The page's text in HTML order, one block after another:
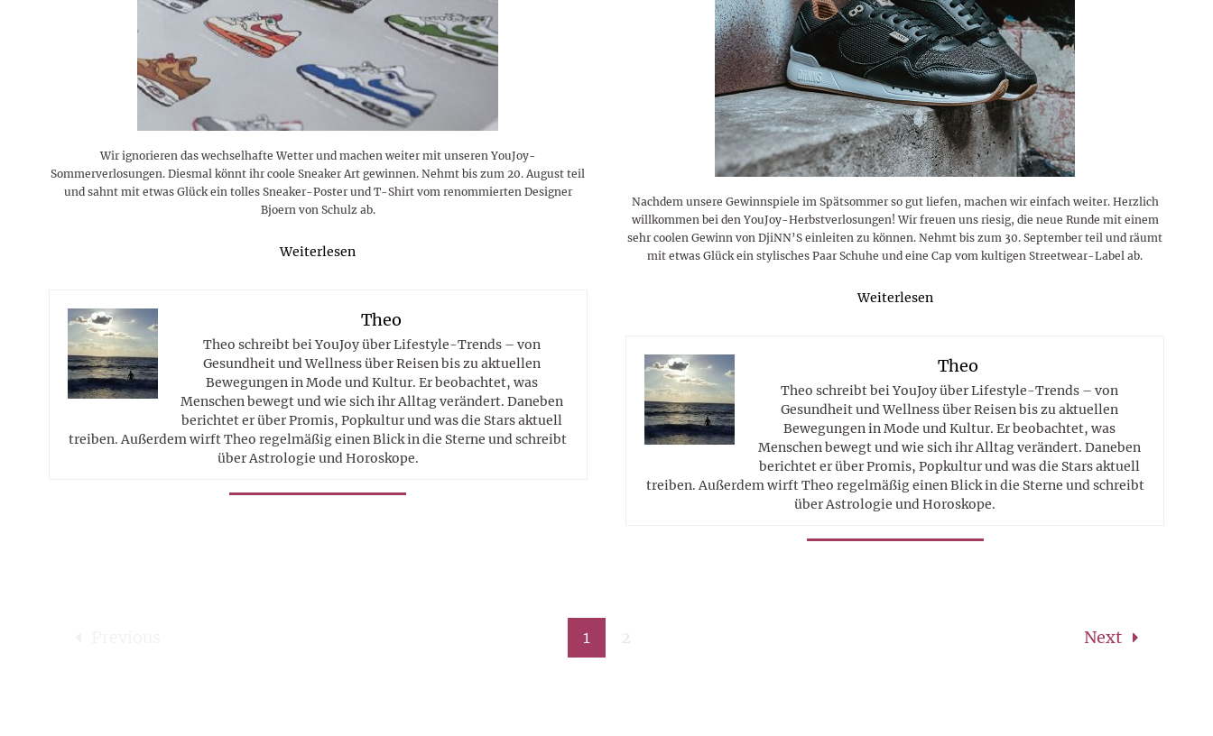
Nachdem unsere Gewinnspiele im Spätsommer so gut liefen, machen wir einfach weiter. Herzlich
willkommen bei den YouJoy-Herbstverlosungen! Wir freuen uns riesig, die neue Runde mit einem
sehr coolen Gewinn von DjiNN’S einleiten zu können. Nehmt bis zum 30. September teil und räumt
mit etwas Glück ein stylisches Paar Schuhe und eine Cap vom kultigen Streetwear-Label ab.
Weiterlesen
Theo
Theo schreibt bei YouJoy über Lifestyle-Trends – von
Gesundheit und Wellness über Reisen bis zu aktuellen
Bewegungen in Mode und Kultur. Er beobachtet, was
Menschen bewegt und wie sich ihr Alltag verändert. Daneben
berichtet er über Promis, Popkultur und was die Stars aktuell
treiben. Außerdem wirft Theo regelmäßig einen Blick in die Sterne und schreibt
über Astrologie und Horoskope.
Wir ignorieren das wechselhafte Wetter und machen weiter mit unseren YouJoy-
Sommerverlosungen. Diesmal könnt ihr coole Sneaker Art gewinnen. Nehmt bis zum 20. August teil
und sahnt mit etwas Glück ein tolles Sneaker-Poster und T-Shirt vom renommierten Designer
Bjoern von Schulz ab.
Weiterlesen
Theo
Theo schreibt bei YouJoy über Lifestyle-Trends – von
Gesundheit und Wellness über Reisen bis zu aktuellen
Bewegungen in Mode und Kultur. Er beobachtet, was
Menschen bewegt und wie sich ihr Alltag verändert. Daneben
berichtet er über Promis, Popkultur und was die Stars aktuell
treiben. Außerdem wirft Theo regelmäßig einen Blick in die Sterne und schreibt
über Astrologie und Horoskope.
1 2 Next